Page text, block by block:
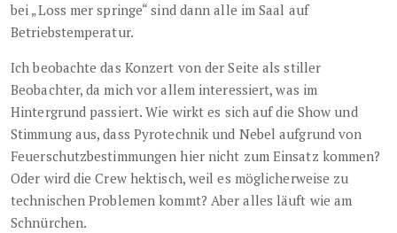
bei „Loss mer springe“ sind dann alle im Saal auf
Betriebstemperatur.
Ich beobachte das Konzert von der Seite als stiller
Beobachter, da mich vor allem interessiert, was im
Hintergrund passiert. Wie wirkt es sich auf die Show und
Stimmung aus, dass Pyrotechnik und Nebel aufgrund von
Feuerschutzbestimmungen hier nicht zum Einsatz kommen?
Oder wird die Crew hektisch, weil es möglicherweise zu
technischen Problemen kommt? Aber alles läuft wie am
Schnürchen.